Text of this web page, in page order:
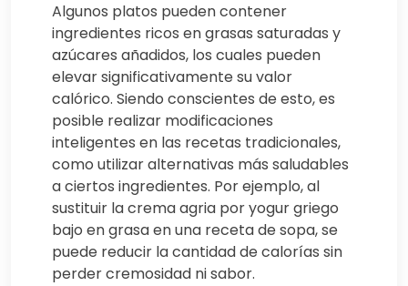
Algunos platos pueden contener
ingredientes ricos en grasas saturadas y
azúcares añadidos, los cuales pueden
elevar significativamente su valor
calórico. Siendo conscientes de esto, es
posible realizar modificaciones
inteligentes en las recetas tradicionales,
como utilizar alternativas más saludables
a ciertos ingredientes. Por ejemplo, al
sustituir la crema agria por yogur griego
bajo en grasa en una receta de sopa, se
puede reducir la cantidad de calorías sin
perder cremosidad ni sabor.